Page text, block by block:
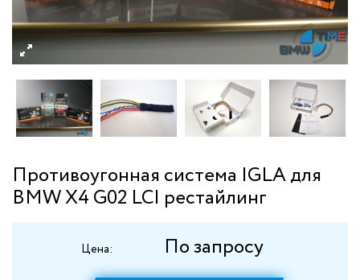
Противоугонная система IGLA для
BMW X4 G02 LCI рестайлинг
Цена: По запросу